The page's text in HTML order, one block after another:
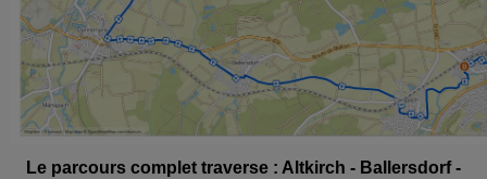
Le parcours complet traverse : Altkirch - Ballersdorf -